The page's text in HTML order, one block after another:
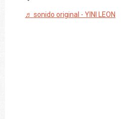
♬ sonido original - YINI LEON